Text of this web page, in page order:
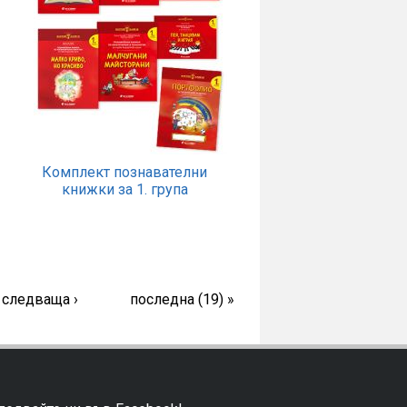
Комплект познавателни
книжки за 1. група
следваща › последна (19) »